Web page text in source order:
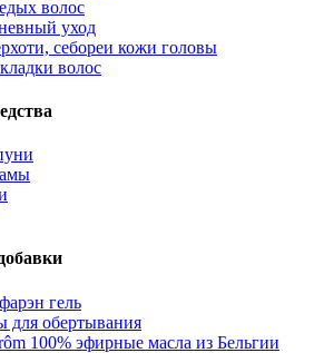
волос
уход
себореи кожи головы
волос
гель
для обертывания
100% эфирные масла из Бельгии